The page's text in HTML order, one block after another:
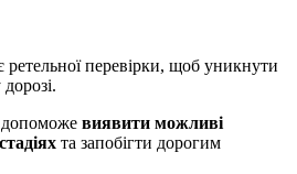
ретельної перевірки, щоб уникнути
допоможе виявити можливі
та запобігти дорогим